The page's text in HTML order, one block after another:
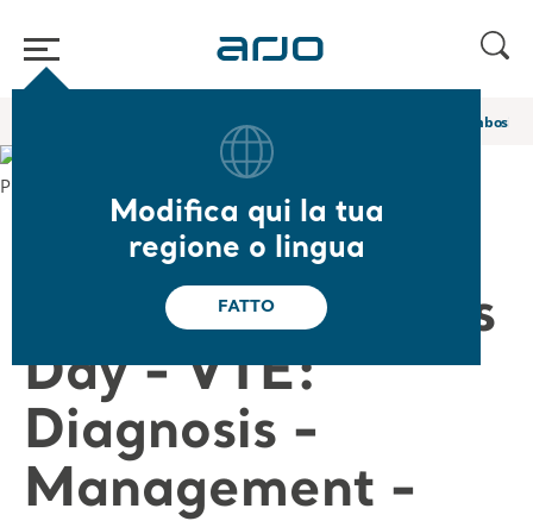
Modifica qui la tua
regione o lingua
FATTO
Webinar e corsi di e-learning Academy World Thrombosis
❮ Torna ai webinar
World Thrombosis
Day - VTE:
Diagnosis -
Management -